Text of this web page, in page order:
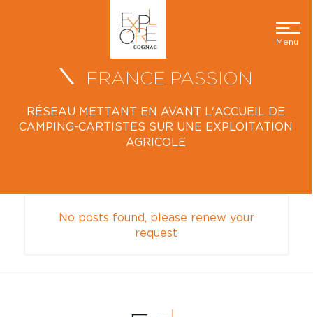
Menu
FRANCE PASSION
RÉSEAU METTANT EN AVANT L'ACCUEIL DE
CAMPING-CARTISTES SUR UNE EXPLOITATION
AGRICOLE
No posts found, please renew your
request